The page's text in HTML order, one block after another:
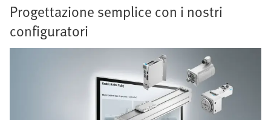
Progettazione semplice con i nostri
configuratori